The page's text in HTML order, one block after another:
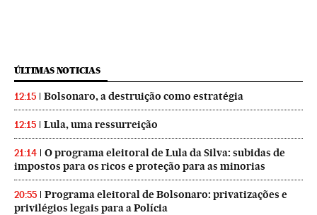
ÚLTIMAS NOTICIAS
12:15 Bolsonaro, a destruição como estratégia
12:15 Lula, uma ressurreição
21:14
O programa eleitoral de Lula da Silva: subidas de
impostos para os ricos e proteção para as minorias
20:55
Programa eleitoral de Bolsonaro: privatizações e
privilégios legais para a Polícia